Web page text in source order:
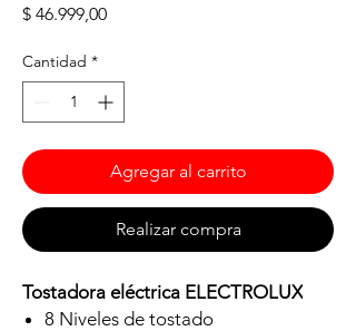
$ 46.999,00Precio
Cantidad *
Agregar al carrito
Realizar compra
Tostadora eléctrica ELECTROLUX
8 Niveles de tostado